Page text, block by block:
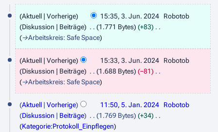
3
n
0
Aktuell Vorherige 15:35, 3. Jun. 2024
Robotob
Diskussion
Beiträge 1.771 Bytes
+83
→Arbeitskreis: Safe Space
Aktuell Vorherige 15:33, 3. Jun. 2024
Robotob
Diskussion
Beiträge 1.688 Bytes
−81
→Arbeitskreis: Safe Space
5
Aktuell Vorherige 11:50, 5. Jan. 2024
Robotob
Diskussion
Beiträge 1.769 Bytes
+34
Kategorie:Protokoll_Einpflegen